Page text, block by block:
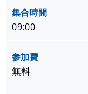
集合時間
09:00
参加費
無料